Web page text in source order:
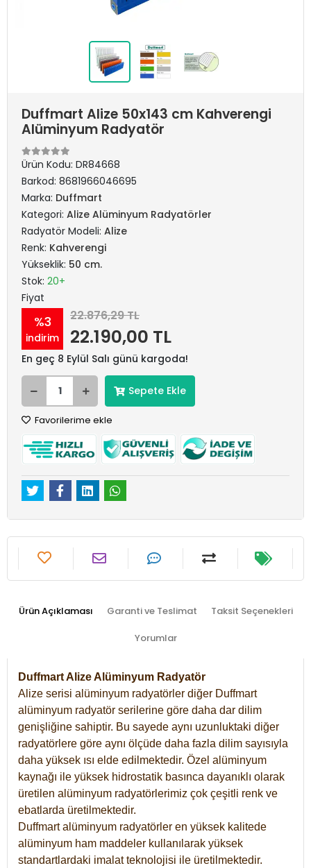
Duffmart Alize 50x143 cm Kahverengi
Alüminyum Radyatör
Ürün Kodu: DR84668
Barkod: 8681966046695
Marka: Duffmart
Kategori: Alize Alüminyum Radyatörler
Radyatör Modeli: Alize
Renk: Kahverengi
Yükseklik: 50 cm.
Stok: 20+
Fiyat
%3
indirim
22.876,29 TL
22.190,00 TL
En geç 8 Eylül Salı günü kargoda!
Sepete Ekle
Favorilerime ekle
Ürün Açıklaması Garanti ve Teslimat Taksit Seçenekleri
Yorumlar
Duffmart Alize Alüminyum Radyatör
Alize serisi alüminyum radyatörler diğer Duffmart
alüminyum radyatör serilerine göre daha dar dilim
genişliğine sahiptir. Bu sayede aynı uzunluktaki diğer
radyatörlere göre aynı ölçüde daha fazla dilim sayısıyla
daha yüksek ısı elde edilmektedir. Özel alüminyum
kaynağı ile yüksek hidrostatik basınca dayanıklı olarak
üretilen alüminyum radyatörlerimiz çok çeşitli renk ve
ebatlarda üretilmektedir.
Duffmart alüminyum radyatörler en yüksek kalitede
alüminyum ham maddeler kullanılarak yüksek
standartlardaki imalat teknolojisi ile üretilmektedir.